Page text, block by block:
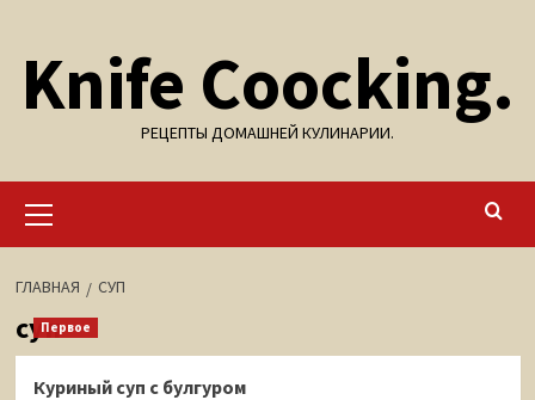
содержимому
Knife Coocking.
РЕЦЕПТЫ ДОМАШНЕЙ КУЛИНАРИИ.
меню
ГЛАВНАЯ СУП
супПервое
Куриный суп с булгуром